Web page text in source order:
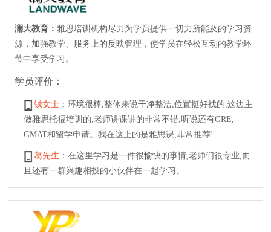
澜大教育：雅思培训机构尽力为学员提供一切力所能及的学习资
源，加强教学、服务上的反映管理，使学员在轻松互动的教学环
节中享受学习。
学员评价：
钱女士 ：环境很棒,整体来说干净整洁,位置挺好找的,这边主
做雅思托福培训的,老师讲课讲的非常不错,听说还有GRE,
GMAT和留学申请。我在这上的是雅思课,非常推荐!
葛先生 ：在这里学习是一件很愉快的事情,老师们很专业,而
且还有一群兴趣相投的小伙伴在一起学习。